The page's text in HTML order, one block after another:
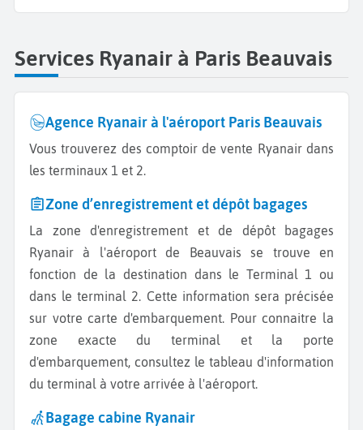
Services Ryanair à Paris Beauvais
Agence Ryanair à l'aéroport Paris Beauvais
Vous trouverez des comptoir de vente Ryanair dans
les terminaux 1 et 2.
Zone d’enregistrement et dépôt bagages
La zone d'enregistrement et de dépôt bagages
Ryanair à l'aéroport de Beauvais se trouve en
fonction de la destination dans le Terminal 1 ou
dans le terminal 2. Cette information sera précisée
sur votre carte d'embarquement. Pour connaitre la
zone exacte du terminal et la porte
d'embarquement, consultez le tableau d'information
du terminal à votre arrivée à l'aéroport.
Bagage cabine Ryanair